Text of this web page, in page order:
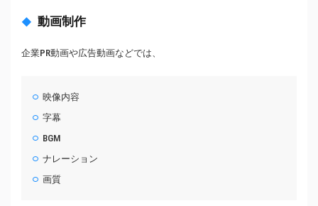
動画制作
企業PR動画や広告動画などでは、
映像内容
字幕
BGM
ナレーション
画質